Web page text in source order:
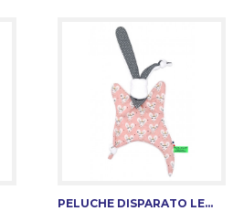
PELUCHE DISPARATO LE...